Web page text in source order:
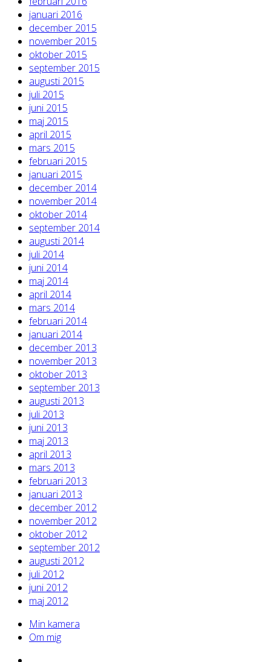
januari 2016
december 2015
november 2015
oktober 2015
september 2015
augusti 2015
juli 2015
juni 2015
maj 2015
april 2015
mars 2015
februari 2015
januari 2015
december 2014
november 2014
oktober 2014
september 2014
augusti 2014
juli 2014
juni 2014
maj 2014
april 2014
mars 2014
februari 2014
januari 2014
december 2013
november 2013
oktober 2013
september 2013
augusti 2013
juli 2013
juni 2013
maj 2013
april 2013
mars 2013
februari 2013
januari 2013
december 2012
november 2012
oktober 2012
september 2012
augusti 2012
juli 2012
juni 2012
maj 2012
Min kamera
Om mig